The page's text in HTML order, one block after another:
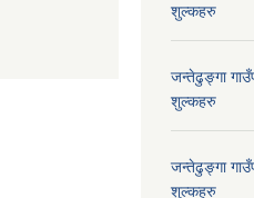
शुल्कहरु
जन्तेढुङ्गा
शुल्कहरु
जन्तेढुङ्गा
शुल्कहरु